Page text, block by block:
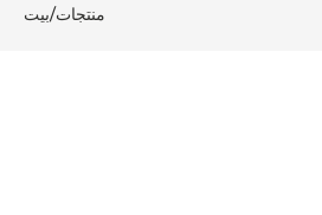
بيت/منتجات